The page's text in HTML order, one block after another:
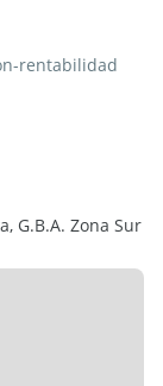
rentabilidad
G.B.A. Zona Sur